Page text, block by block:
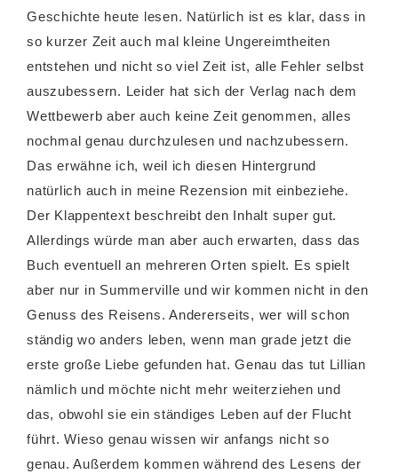
Geschichte heute lesen. Natürlich ist es klar, dass in
so kurzer Zeit auch mal kleine Ungereimtheiten
entstehen und nicht so viel Zeit ist, alle Fehler selbst
auszubessern. Leider hat sich der Verlag nach dem
Wettbewerb aber auch keine Zeit genommen, alles
nochmal genau durchzulesen und nachzubessern.
Das erwähne ich, weil ich diesen Hintergrund
natürlich auch in meine Rezension mit einbeziehe.
Der Klappentext beschreibt den Inhalt super gut.
Allerdings würde man aber auch erwarten, dass das
Buch eventuell an mehreren Orten spielt. Es spielt
aber nur in Summerville und wir kommen nicht in den
Genuss des Reisens. Andererseits, wer will schon
ständig wo anders leben, wenn man grade jetzt die
erste große Liebe gefunden hat. Genau das tut Lillian
nämlich und möchte nicht mehr weiterziehen und
das, obwohl sie ein ständiges Leben auf der Flucht
führt. Wieso genau wissen wir anfangs nicht so
genau. Außerdem kommen während des Lesens der